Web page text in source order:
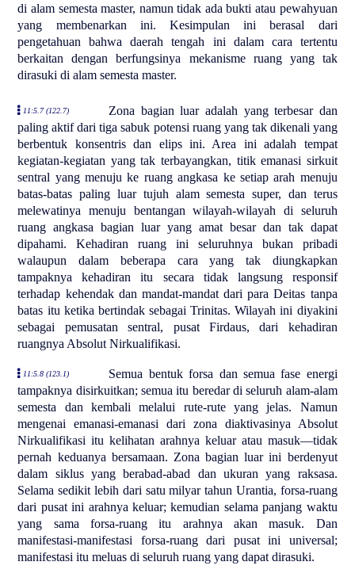
di alam semesta master, namun tidak ada bukti atau pewahyuan
yang membenarkan ini. Kesimpulan ini berasal dari
pengetahuan bahwa daerah tengah ini dalam cara tertentu
berkaitan dengan berfungsinya mekanisme ruang yang tak
dirasuki di alam semesta master.
11:5.7 (122.7)
Zona bagian luar adalah yang terbesar dan
paling aktif dari tiga sabuk potensi ruang yang tak dikenali yang
berbentuk konsentris dan elips ini. Area ini adalah tempat
kegiatan-kegiatan yang tak terbayangkan, titik emanasi sirkuit
sentral yang menuju ke ruang angkasa ke setiap arah menuju
batas-batas paling luar tujuh alam semesta super, dan terus
melewatinya menuju bentangan wilayah-wilayah di seluruh
ruang angkasa bagian luar yang amat besar dan tak dapat
dipahami. Kehadiran ruang ini seluruhnya bukan pribadi
walaupun dalam beberapa cara yang tak diungkapkan
tampaknya kehadiran itu secara tidak langsung responsif
terhadap kehendak dan mandat-mandat dari para Deitas tanpa
batas itu ketika bertindak sebagai Trinitas. Wilayah ini diyakini
sebagai pemusatan sentral, pusat Firdaus, dari kehadiran
ruangnya Absolut Nirkualifikasi.
11:5.8 (123.1)
Semua bentuk forsa dan semua fase energi
tampaknya disirkuitkan; semua itu beredar di seluruh alam-alam
semesta dan kembali melalui rute-rute yang jelas. Namun
mengenai emanasi-emanasi dari zona diaktivasinya Absolut
Nirkualifikasi itu kelihatan arahnya keluar atau masuk—tidak
pernah keduanya bersamaan. Zona bagian luar ini berdenyut
dalam siklus yang berabad-abad dan ukuran yang raksasa.
Selama sedikit lebih dari satu milyar tahun Urantia, forsa-ruang
dari pusat ini arahnya keluar; kemudian selama panjang waktu
yang sama forsa-ruang itu arahnya akan masuk. Dan
manifestasi-manifestasi forsa-ruang dari pusat ini universal;
manifestasi itu meluas di seluruh ruang yang dapat dirasuki.